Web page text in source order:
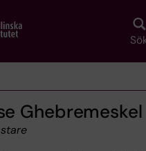
Ghebremeskel